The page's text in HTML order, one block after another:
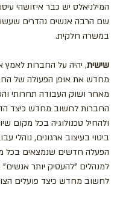
המילניאלס יש כבר איזושהי
שם הרבה אנשים נהדרים
במשרה חלקית.
שישית, יהיה על החברות לאמץ
מחדש את אופן הפעולה של
מאחר ושוק העבודה תחרותי
החברות לחשוב מחדש כיצד
ולהחיל טכנולוגיה בכל מקום
ביטוי בעיצוב ארגונים, נוהלי
הפעלה חדשים שנמצאים בכל
למנהלים "להעסיק יותר
לחשוב מחדש כיצד פועלים